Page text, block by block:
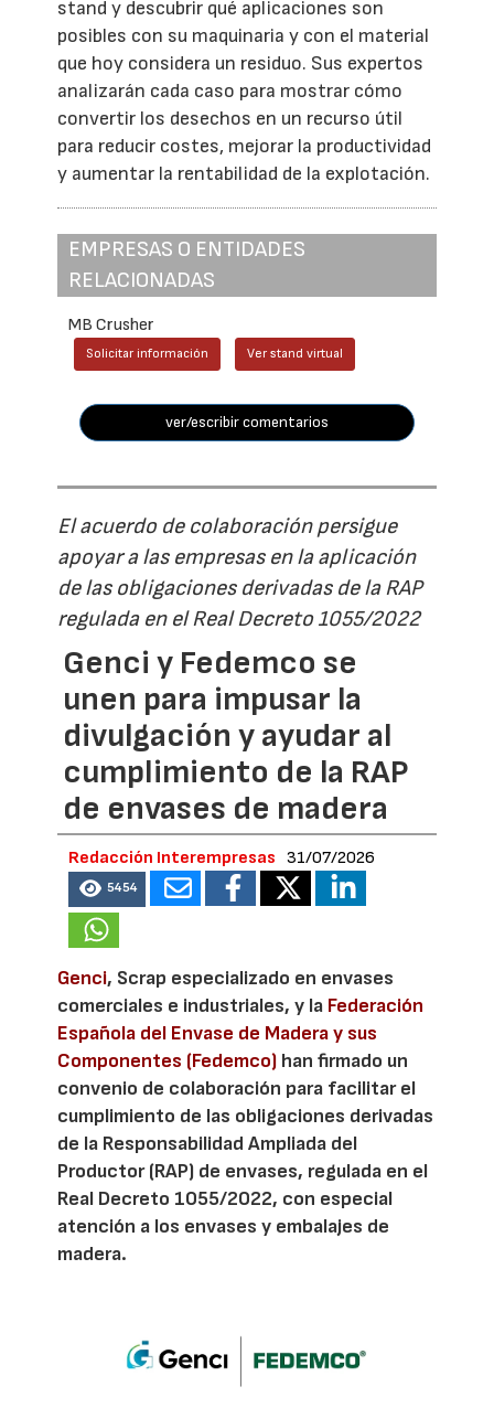
stand y descubrir qué aplicaciones son
posibles con su maquinaria y con el material
que hoy considera un residuo. Sus expertos
analizarán cada caso para mostrar cómo
convertir los desechos en un recurso útil
para reducir costes, mejorar la productividad
y aumentar la rentabilidad de la explotación.
EMPRESAS O ENTIDADES
RELACIONADAS
MB Crusher
Solicitar información Ver stand virtual
ver/escribir comentarios
El acuerdo de colaboración persigue
apoyar a las empresas en la aplicación
de las obligaciones derivadas de la RAP
regulada en el Real Decreto 1055/2022
Genci y Fedemco se
unen para impusar la
divulgación y ayudar al
cumplimiento de la RAP
de envases de madera
Redacción Interempresas 31/07/2026
5454
Genci, Scrap especializado en envases
comerciales e industriales, y la Federación
Española del Envase de Madera y sus
Componentes (Fedemco) han firmado un
convenio de colaboración para facilitar el
cumplimiento de las obligaciones derivadas
de la Responsabilidad Ampliada del
Productor (RAP) de envases, regulada en el
Real Decreto 1055/2022, con especial
atención a los envases y embalajes de
madera.